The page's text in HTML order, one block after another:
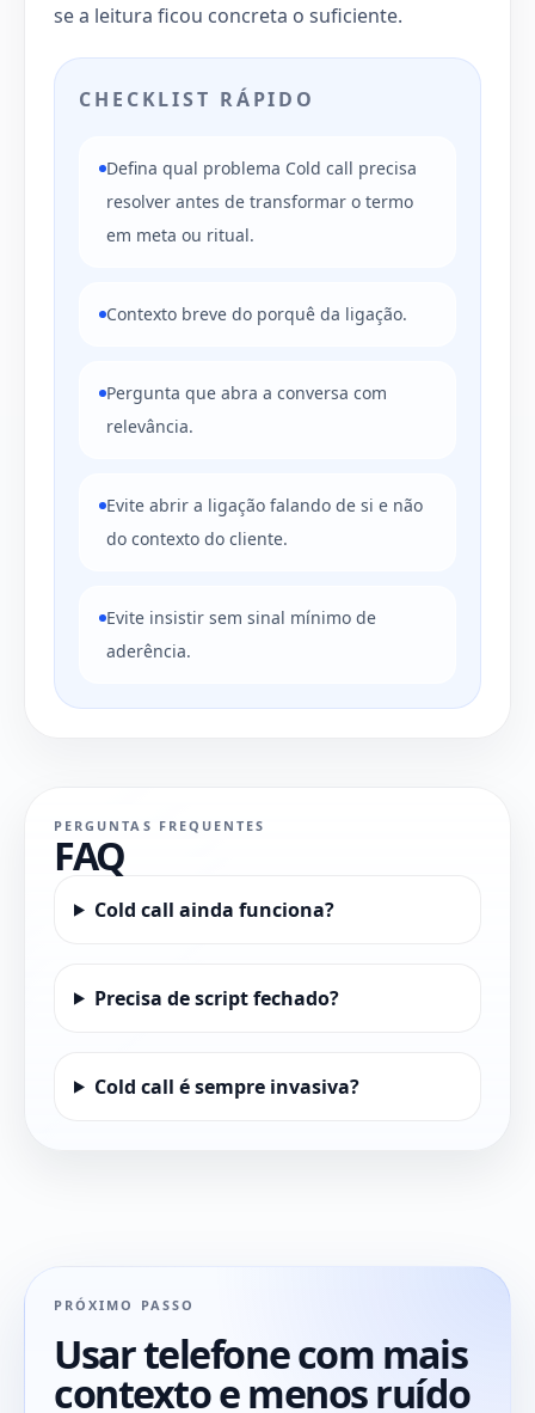
se a leitura ficou concreta o suficiente.
CHECKLIST RÁPIDO
Defina qual problema Cold call precisa
resolver antes de transformar o termo
em meta ou ritual.
Contexto breve do porquê da ligação.
Pergunta que abra a conversa com
relevância.
Evite abrir a ligação falando de si e não
do contexto do cliente.
Evite insistir sem sinal mínimo de
aderência.
PERGUNTAS FREQUENTES
FAQ
Cold call ainda funciona?
Precisa de script fechado?
Cold call é sempre invasiva?
PRÓXIMO PASSO
Usar telefone com mais
contexto e menos ruído